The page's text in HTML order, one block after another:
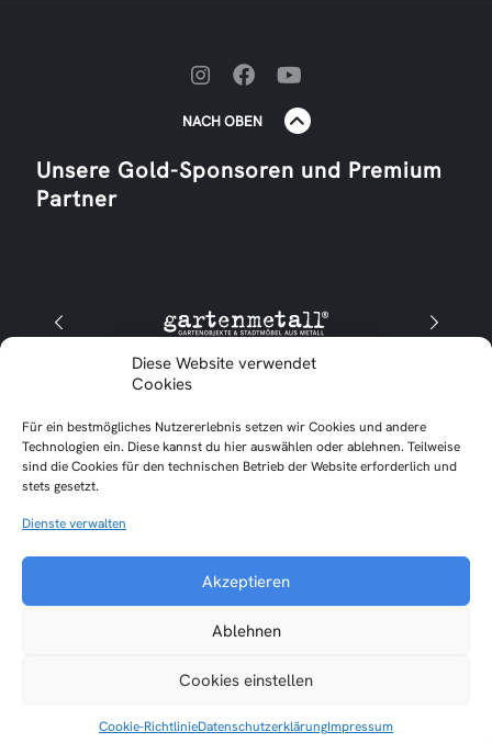
Diese Website verwendet
Cookies
Für ein bestmögliches Nutzererlebnis setzen wir Cookies und andere
Technologien ein. Diese kannst du hier auswählen oder ablehnen. Teilweise
sind die Cookies für den technischen Betrieb der Website erforderlich und
stets gesetzt.
Dienste verwalten
Akzeptieren
Ablehnen
Cookies einstellen
Cookie-RichtlinieDatenschutzerklärungImpressum
NACH OBEN
Unsere Gold-Sponsoren und Premium
Partner
Impressum
Datenschutzerklärung
© Skiabteilung der TSV Oberensingen e. V. 2026